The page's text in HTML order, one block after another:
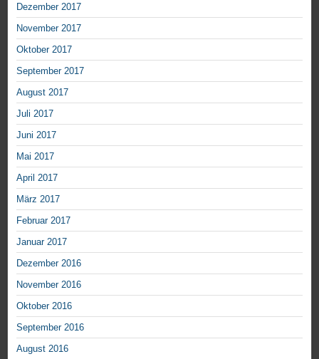
Dezember 2017
November 2017
Oktober 2017
September 2017
August 2017
Juli 2017
Juni 2017
Mai 2017
April 2017
März 2017
Februar 2017
Januar 2017
Dezember 2016
November 2016
Oktober 2016
September 2016
August 2016